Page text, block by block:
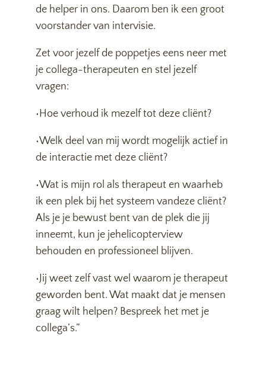
de helper in ons. Daarom ben ik een groot
voorstander van intervisie.
Zet voor jezelf de poppetjes eens neer met
je collega-therapeuten en stel jezelf
vragen:
•Hoe verhoud ik mezelf tot deze cliënt?
•Welk deel van mij wordt mogelijk actief in
de interactie met deze cliënt?
•Wat is mijn rol als therapeut en waarheb
ik een plek bij het systeem vandeze cliënt?
Als je je bewust bent van de plek die jij
inneemt, kun je jehelicopterview
behouden en professioneel blijven.
•Jij weet zelf vast wel waarom je therapeut
geworden bent. Wat maakt dat je mensen
graag wilt helpen? Bespreek het met je
collega’s.”